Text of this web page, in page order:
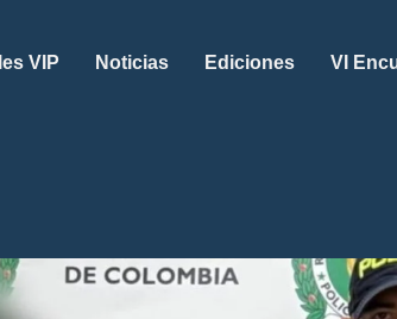
VIP Noticias Ediciones VI